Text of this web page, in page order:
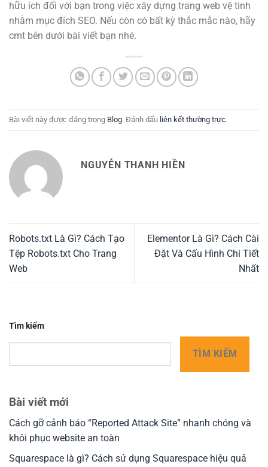
hữu ích đối với bạn trong việc xây dựng trang web vệ tinh
nhằm mục đích SEO. Nếu còn có bất kỳ thắc mắc nào, hãy
cmt bên dưới bài viết bạn nhé.
Bài viết này được đăng trong Blog. Đánh dấu liên kết thường trực.
NGUYỄN THANH HIỀN
Robots.txt Là Gì? Cách Tạo
Tệp Robots.txt Cho Trang
Web
Elementor Là Gì? Cách Cài
Đặt Và Cấu Hình Chi Tiết
Nhất
Tìm kiếm
TÌM KIẾM
Bài viết mới
Cách gỡ cảnh báo “Reported Attack Site” nhanh chóng và
khôi phục website an toàn
Squarespace là gì? Cách sử dụng Squarespace hiệu quả